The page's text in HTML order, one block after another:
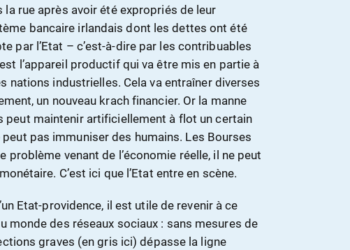
rue après avoir été expropriés de leur
bancaire irlandais dont les dettes ont été
par l’Etat – c’est-à-dire par les contribuables
l’appareil productif qui va être mis en partie à
nations industrielles. Cela va entraîner diverses
un nouveau krach financier. Or la manne
peut maintenir artificiellement à flot un certain
pas immuniser des humains. Les Bourses
problème venant de l’économie réelle, il ne peut
C’est ici que l’Etat entre en scène.
Etat-providence, il est utile de revenir à ce
monde des réseaux sociaux : sans mesures de
graves (en gris ici) dépasse la ligne